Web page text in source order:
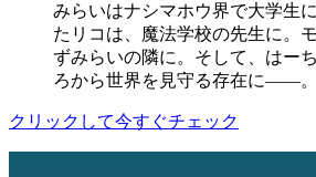
みらいはナシマホウ界で大学生
たリコは、魔法学校の先生に。
ずみらいの隣に。そして、はー
ろから世界を見守る存在に——。
クリックして今すぐチェック